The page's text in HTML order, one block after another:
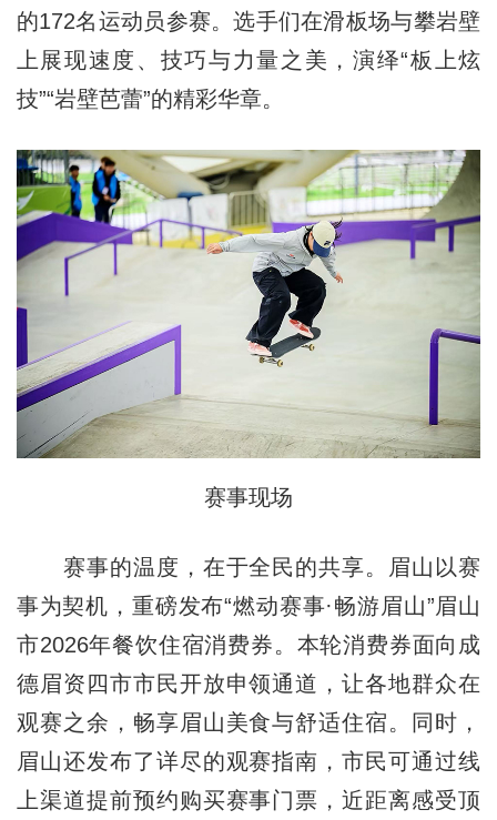
的172名运动员参赛。选手们在滑板场与攀岩壁
上展现速度、技巧与力量之美，演绎“板上炫
技”“岩壁芭蕾”的精彩华章。
赛事现场
赛事的温度，在于全民的共享。眉山以赛
事为契机，重磅发布“燃动赛事·畅游眉山”眉山
市2026年餐饮住宿消费券。本轮消费券面向成
德眉资四市市民开放申领通道，让各地群众在
观赛之余，畅享眉山美食与舒适住宿。同时，
眉山还发布了详尽的观赛指南，市民可通过线
上渠道提前预约购买赛事门票，近距离感受顶